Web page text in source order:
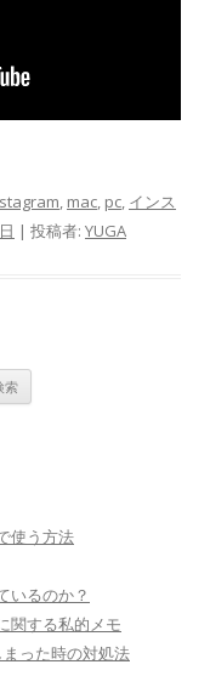
, mac, pc, インス
| 投稿者: YUGA
使う方法
いるのか？
関する私的メモ
った時の対処法